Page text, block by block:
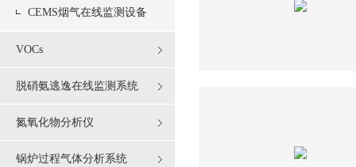
CEMS烟气在线监测设备
VOCs
脱硝氨逃逸在线监测系统
氮氧化物分析仪
锅炉过程气体分析系统